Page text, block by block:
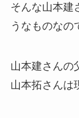
そんな山本建
うなものなの
山本建さんの
山本拓さんは